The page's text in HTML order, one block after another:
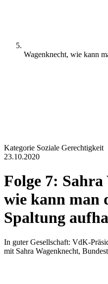
Wagenknecht, wie kann
Kategorie Soziale Gerechtigkeit
23.10.2020
Folge 7: Sahra
wie kann man
Spaltung
In guter Gesellschaft: VdK-
mit Sahra Wagenknecht,